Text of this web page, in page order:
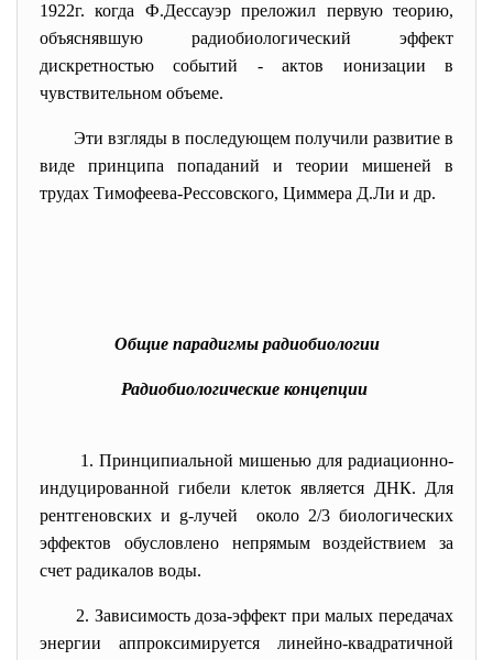
1922г. когда Ф.Дессауэр преложил первую теорию,
объяснявшую радиобиологический эффект
дискретностью событий - актов ионизации в
чувствительном объеме.
Эти взгляды в последующем получили развитие в
виде принципа попаданий и теории мишеней в
трудах Тимофеева-Рессовского, Циммера Д.Ли и др.
Общие парадигмы радиобиологии
Радиобиологические концепции
1. Принципиальной мишенью для радиационно-
индуцированной гибели клеток является ДНК. Для
рентгеновских и g-лучей около 2/3 биологических
эффектов обусловлено непрямым воздействием за
счет радикалов воды.
2. Зависимость доза-эффект при малых передачах
энергии аппроксимируется линейно-квадратичной